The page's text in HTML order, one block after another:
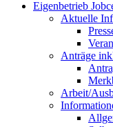
Eigenbetrieb
Aktuelle
Anträge
Arbeit/